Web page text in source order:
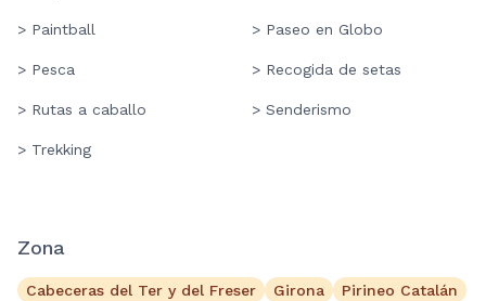
> Paintball > Paseo en Globo
> Pesca > Recogida de setas
> Rutas a caballo > Senderismo
> Trekking
Zona
Cabeceras del Ter y del Freser Girona Pirineo Catalán